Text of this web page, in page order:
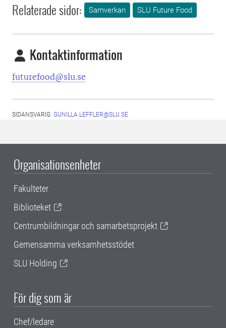
Relaterade sidor: Samverkan SLU Future Food
Kontaktinformation
futurefood@slu.se
SIDANSVARIG: GUNILLA.LEFFLER@SLU.SE
Organisationsenheter
Fakulteter
Biblioteket
Centrumbildningar och samarbetsprojekt
Gemensamma verksamhetsstödet
SLU Holding
För dig som är
Chef/ledare